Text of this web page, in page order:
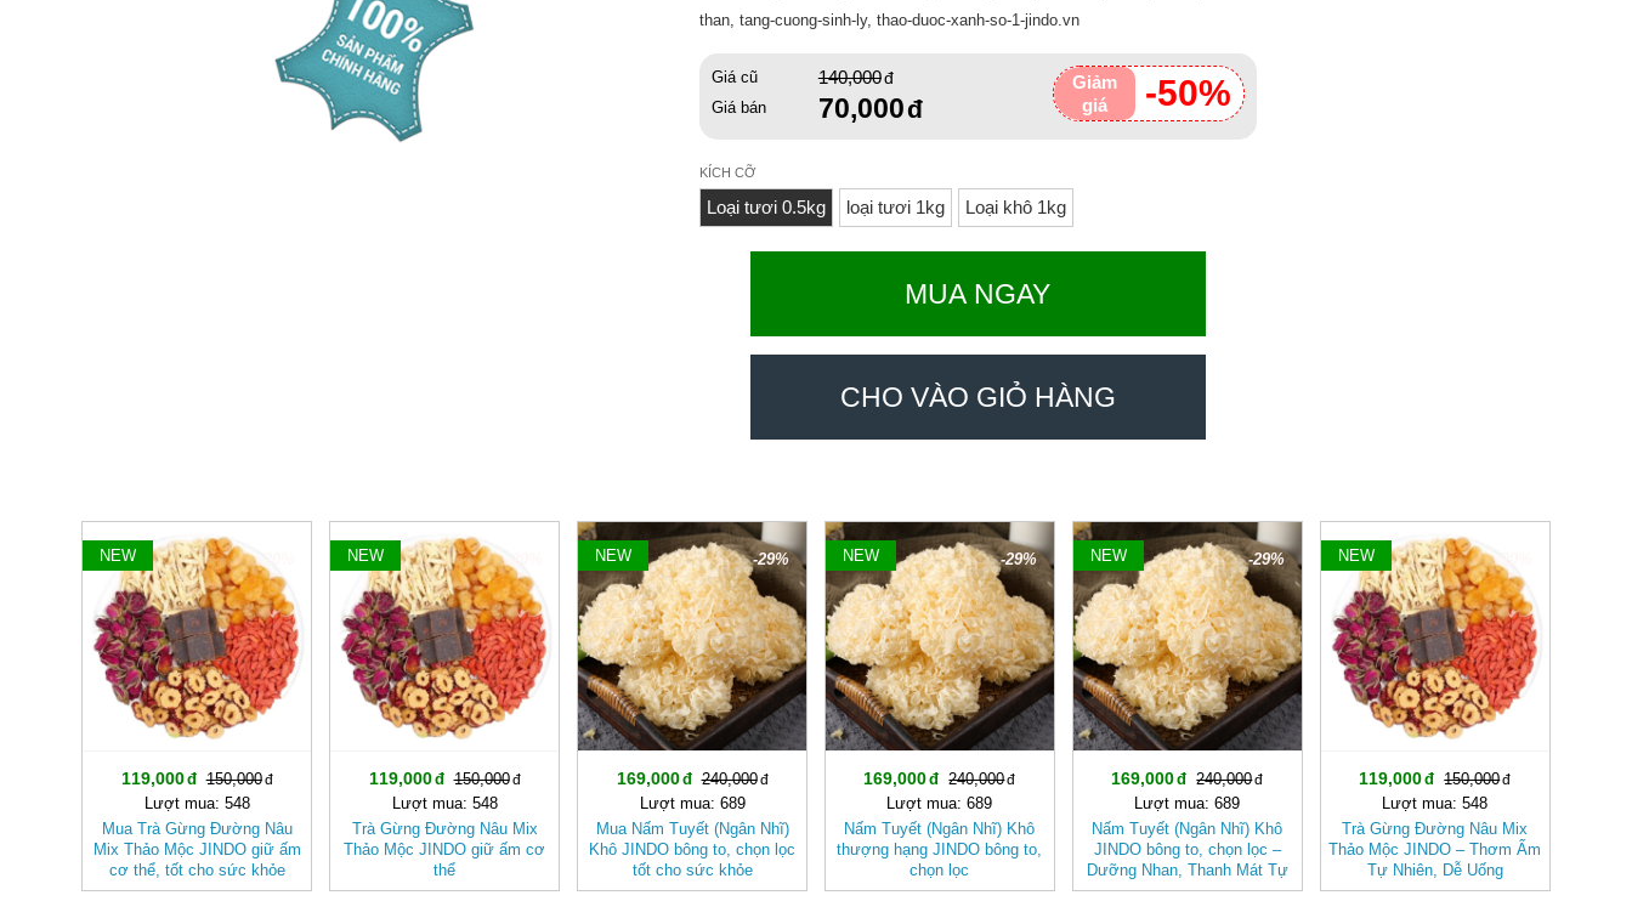
than, tang-cuong-sinh-ly, thao-duoc-xanh-so-1-jindo.vn
Giảm
giá
-50%
Giá cũ 140,000
Giá bán 70,000
KÍCH CỠ
Loại tươi 0.5kg loại tươi 1kg Loại khô 1kg
MUA NGAY
CHO VÀO GIỎ HÀNG
-20%
NEW
119,000
150,000
Lượt mua: 548
Mua Trà Gừng Đường Nâu
Mix Thảo Mộc JINDO giữ ấm
cơ thể, tốt cho sức khỏe
-20%
NEW
119,000
150,000
Lượt mua: 548
Trà Gừng Đường Nâu Mix
Thảo Mộc JINDO giữ ấm cơ
thể
-29%
NEW
169,000
240,000
Lượt mua: 689
Mua Nấm Tuyết (Ngân Nhĩ)
Khô JINDO bông to, chọn lọc
tốt cho sức khỏe
-29%
NEW
169,000
240,000
Lượt mua: 689
Nấm Tuyết (Ngân Nhĩ) Khô
thượng hạng JINDO bông to,
chọn lọc
-29%
NEW
169,000
240,000
Lượt mua: 689
Nấm Tuyết (Ngân Nhĩ) Khô
JINDO bông to, chọn lọc –
Dưỡng Nhan, Thanh Mát Tự
Nhiên
-20%
NEW
119,000
150,000
Lượt mua: 548
Trà Gừng Đường Nâu Mix
Thảo Mộc JINDO – Thơm Ấm
Tự Nhiên, Dễ Uống